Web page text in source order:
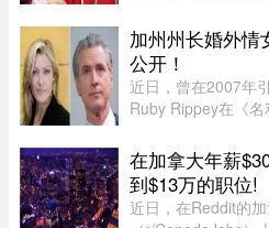
米尼加之旅泡汤
往多米尼加共和国
加州州长婚外情
公开！
近日，曾在2007年
Ruby Rippey在《
Gavin Newsom的
事再次被推向风口
在加拿大年薪
到$13万的职位!
近日，在Reddit的